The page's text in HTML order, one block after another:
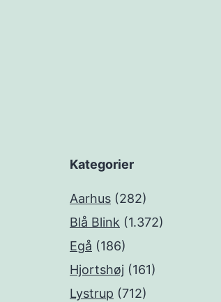
Kategorier
Aarhus (282)
Blå Blink (1.372)
Egå (186)
Hjortshøj (161)
Lystrup (712)